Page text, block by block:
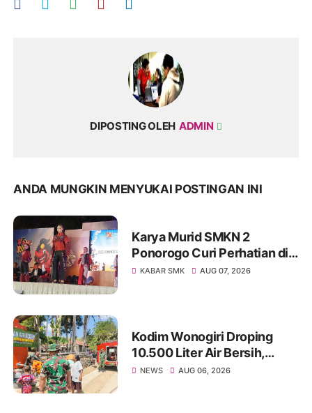
DIPOSTING OLEH ADMIN
ANDA MUNGKIN MENYUKAI POSTINGAN INI
Karya Murid SMKN 2
Ponorogo Curi Perhatian di
Street Fashion Carnival,
KABAR SMK AUG 07, 2026
Kodim Wonogiri Droping
10.500 Liter Air Bersih,
Ringankan Beban Warga
NEWS AUG 06, 2026